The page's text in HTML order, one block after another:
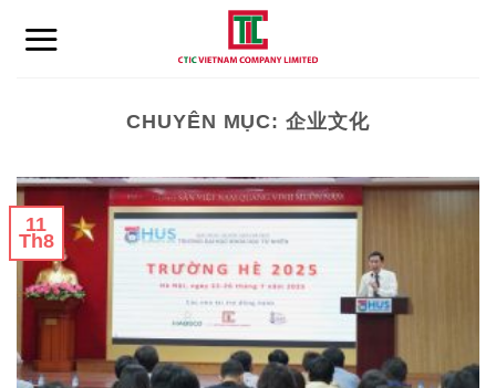
CHUYÊN MỤC:企业文化
11
Th8